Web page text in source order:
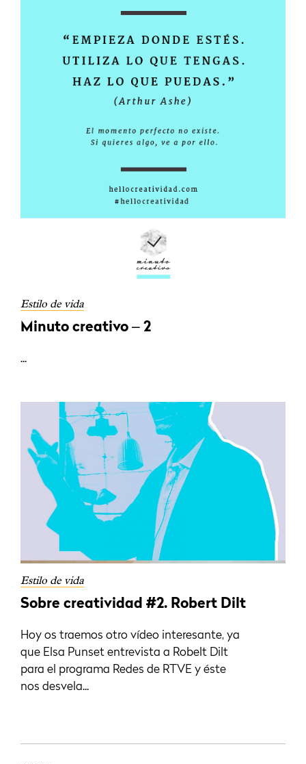
Estilo de vida
Minuto creativo – 2
...
Estilo de vida
Sobre creatividad #2. Robert Dilt
Hoy os traemos otro vídeo interesante, ya
que Elsa Punset entrevista a Robelt Dilt
para el programa Redes de RTVE y éste
nos desvela...